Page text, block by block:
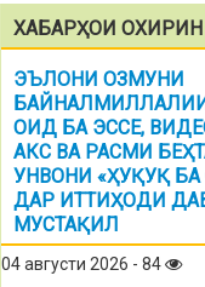
ХАБАРҲОИ ОХИРИН
ЭЪЛОНИ ОЗМУНИ
ОИД БА ЭССЕ,
АКС ВА РАСМИ
УНВОНИ «ҲУҚУҚ
ДАР ИТТИҲОДИ
МУСТАҚИЛ
04 августи 2026 - 84